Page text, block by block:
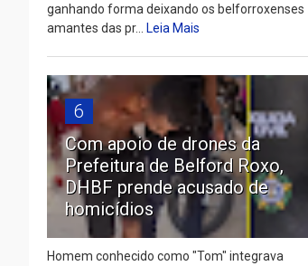
ganhando forma deixando os belforroxenses
amantes das pr...Leia Mais
6
Com apoio de drones da
Prefeitura de Belford Roxo,
DHBF prende acusado de
homicídios
Homem conhecido como "Tom" integrava